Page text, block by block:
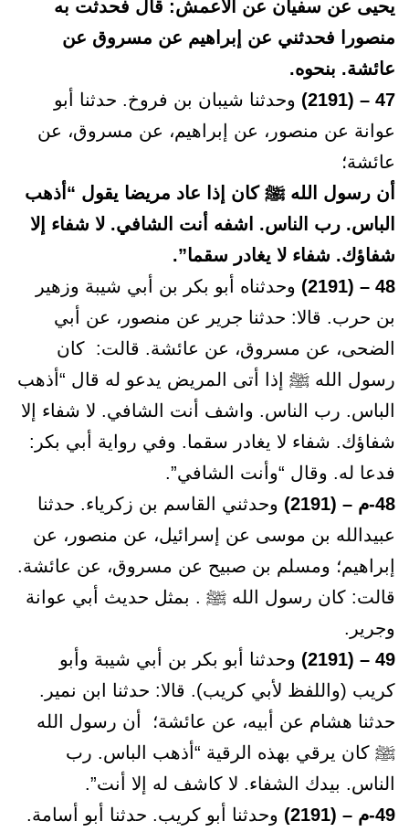
يحيى عن سفيان عن الأعمش: قال فحدثت به
منصورا فحدثني عن إبراهيم عن مسروق عن
عائشة. بنحوه.
47 – (2191)
وحدثنا شيبان بن فروخ. حدثنا أبو
عوانة عن منصور، عن إبراهيم، عن مسروق، عن
عائشة؛
أن رسول الله ﷺ كان إذا عاد مريضا يقول “أذهب
الباس. رب الناس. اشفه أنت الشافي. لا شفاء إلا
شفاؤك. شفاء لا يغادر سقما”.
48 – (2191)
وحدثناه أبو بكر بن أبي شيبة وزهير
بن حرب. قالا: حدثنا جرير عن منصور، عن أبي
الضحى، عن مسروق، عن عائشة. قالت: كان
رسول الله ﷺ إذا أتى المريض يدعو له قال “أذهب
الباس. رب الناس. واشف أنت الشافي. لا شفاء إلا
شفاؤك. شفاء لا يغادر سقما. وفي رواية أبي بكر:
فدعا له. وقال “وأنت الشافي”.
48-م – (2191)
وحدثني القاسم بن زكرياء. حدثنا
عبيدالله بن موسى عن إسرائيل، عن منصور، عن
إبراهيم؛ ومسلم بن صبيح عن مسروق، عن عائشة.
قالت: كان رسول الله ﷺ . بمثل حديث أبي عوانة
وجرير.
49 – (2191)
وحدثنا أبو بكر بن أبي شيبة وأبو
كريب (واللفظ لأبي كريب). قالا: حدثنا ابن نمير.
حدثنا هشام عن أبيه، عن عائشة؛ أن رسول الله
ﷺ كان يرقي بهذه الرقية “أذهب الباس. رب
الناس. بيدك الشفاء. لا كاشف له إلا أنت”.
49-م – (2191)
وحدثنا أبو كريب. حدثنا أبو أسامة.